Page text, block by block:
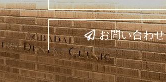
お問い合わせ